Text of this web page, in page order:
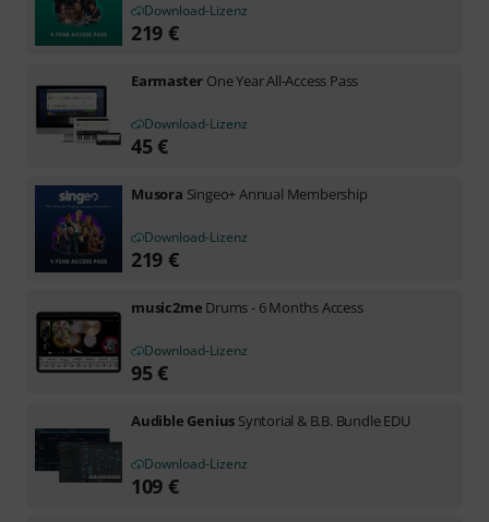
Download-Lizenz
219 €
Earmaster One Year All-Access Pass
Download-Lizenz
45€
Musora Singeo+ Annual Membership
Download-Lizenz
219 €
music2me Drums - 6 Months Access
Download-Lizenz
95€
Audible Genius Syntorial & B.B. Bundle EDU
Download-Lizenz
109 €